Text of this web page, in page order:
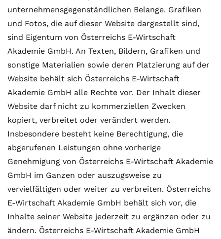
unternehmensgegenständlichen Belange. Grafiken
und Fotos, die auf dieser Website dargestellt sind,
sind Eigentum von Österreichs E-Wirtschaft
Akademie GmbH. An Texten, Bildern, Grafiken und
sonstige Materialien sowie deren Platzierung auf der
Website behält sich Österreichs E-Wirtschaft
Akademie GmbH alle Rechte vor. Der Inhalt dieser
Website darf nicht zu kommerziellen Zwecken
kopiert, verbreitet oder verändert werden.
Insbesondere besteht keine Berechtigung, die
abgerufenen Leistungen ohne vorherige
Genehmigung von Österreichs E-Wirtschaft Akademie
GmbH im Ganzen oder auszugsweise zu
vervielfältigen oder weiter zu verbreiten. Österreichs
E-Wirtschaft Akademie GmbH behält sich vor, die
Inhalte seiner Website jederzeit zu ergänzen oder zu
ändern. Österreichs E-Wirtschaft Akademie GmbH